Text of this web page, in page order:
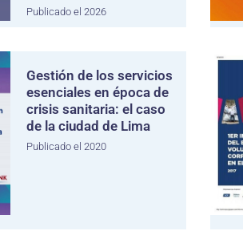
Publicado el 2026
Gestión de los servicios
esenciales en época de
crisis sanitaria: el caso
de la ciudad de Lima
Publicado el 2020